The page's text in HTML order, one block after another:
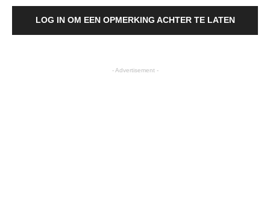
LOG IN OM EEN OPMERKING ACHTER TE LATEN
- Advertisement -